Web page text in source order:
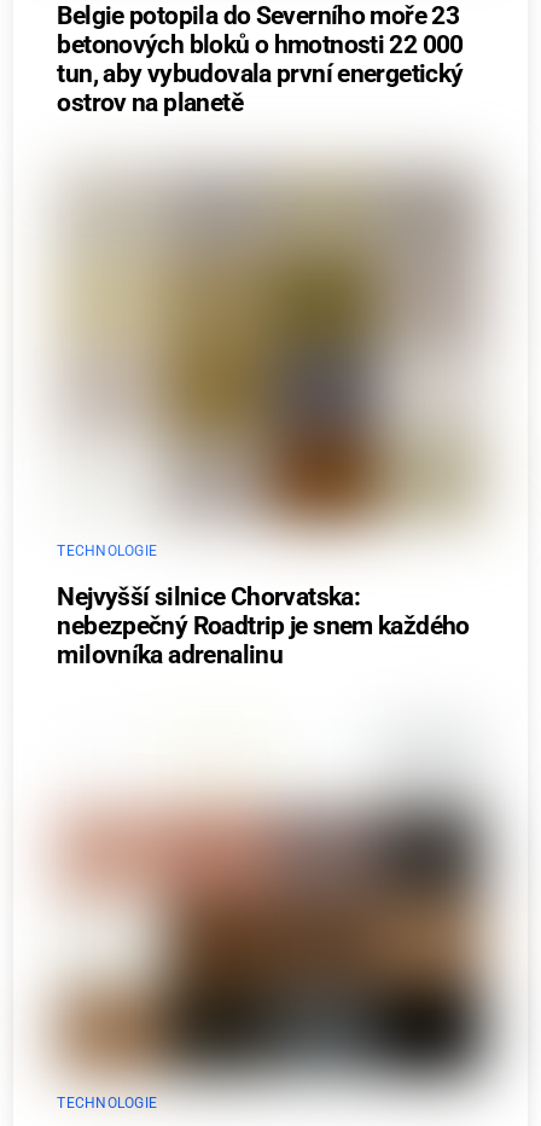
Belgie potopila do Severního moře 23
betonových bloků o hmotnosti 22 000
tun, aby vybudovala první energetický
ostrov na planetě
TECHNOLOGIE
Nejvyšší silnice Chorvatska:
nebezpečný Roadtrip je snem každého
milovníka adrenalinu
TECHNOLOGIE